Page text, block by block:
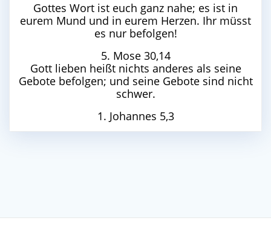
Gottes Wort ist euch ganz nahe; es ist in
eurem Mund und in eurem Herzen. Ihr müsst
es nur befolgen!
5. Mose 30,14
Gott lieben heißt nichts anderes als seine
Gebote befolgen; und seine Gebote sind nicht
schwer.
1. Johannes 5,3